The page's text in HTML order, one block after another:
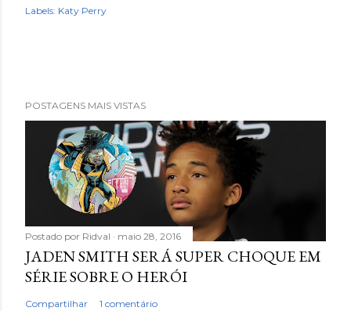
Labels: Katy Perry
POSTAGENS MAIS VISTAS
Postado por Ridval maio 28, 2016
JADEN SMITH SERÁ SUPER CHOQUE EM
SÉRIE SOBRE O HERÓI
Compartilhar 1 comentário